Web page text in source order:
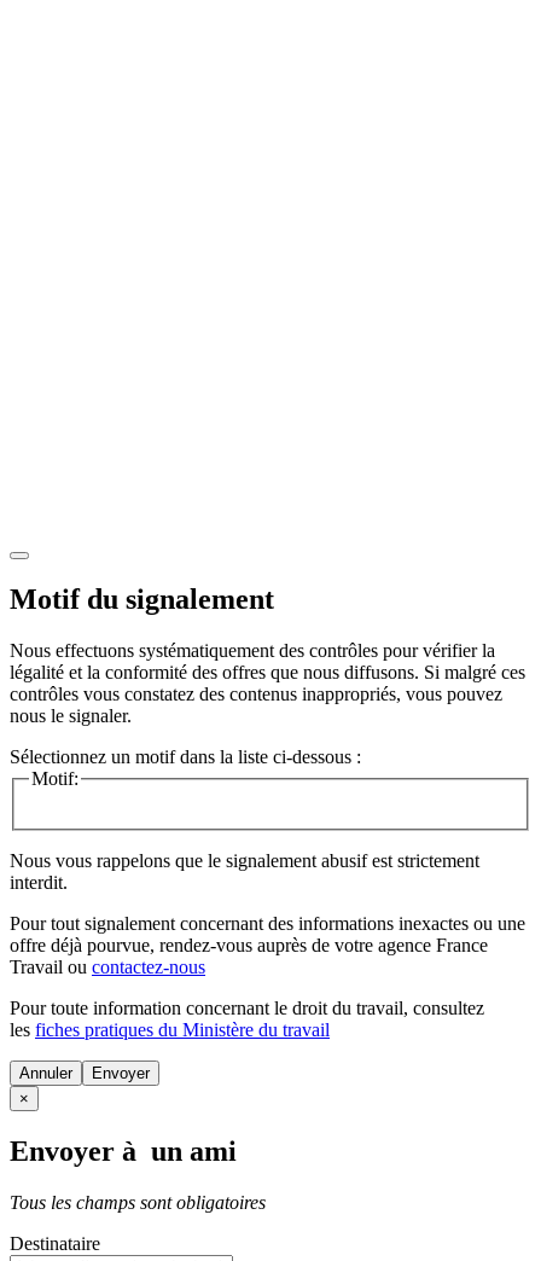
Motif du signalement
Nous effectuons systématiquement des contrôles pour vérifier la
légalité et la conformité des offres que nous diffusons. Si malgré ces
contrôles vous constatez des contenus inappropriés, vous pouvez
nous le signaler.
Sélectionnez un motif dans la liste ci-dessous :
Motif:
Nous vous rappelons que le signalement abusif est strictement
interdit.
Pour tout signalement concernant des informations inexactes ou une
offre déjà pourvue, rendez-vous auprès de votre agence France
Travail ou contactez-nous
Pour toute information concernant le droit du travail, consultez
les fiches pratiques du Ministère du travail
Annuler
×
Envoyer à un ami
Tous les champs sont obligatoires
Destinataire